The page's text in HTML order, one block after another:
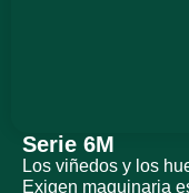
Serie 6M
Los viñedos y los
Exigen maquinaria